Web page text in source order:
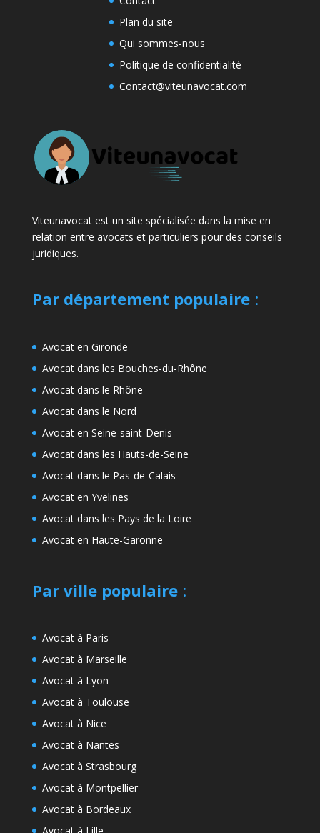
Plan du site
Qui sommes-nous
Politique de confidentialité
Contact@viteunavocat.com
Viteunavocat est un site spécialisée dans la mise en
relation entre avocats et particuliers pour des conseils
juridiques.
Par département populaire:
Avocat en Gironde
Avocat dans les Bouches-du-Rhône
Avocat dans le Rhône
Avocat dans le Nord
Avocat en Seine-saint-Denis
Avocat dans les Hauts-de-Seine
Avocat dans le Pas-de-Calais
Avocat en Yvelines
Avocat dans les Pays de la Loire
Avocat en Haute-Garonne
Par ville populaire:
Avocat à Paris
Avocat à Marseille
Avocat à Lyon
Avocat à Toulouse
Avocat à Nice
Avocat à Nantes
Avocat à Strasbourg
Avocat à Montpellier
Avocat à Bordeaux